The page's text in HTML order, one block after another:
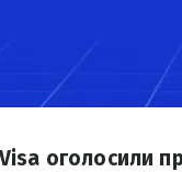
оголосили